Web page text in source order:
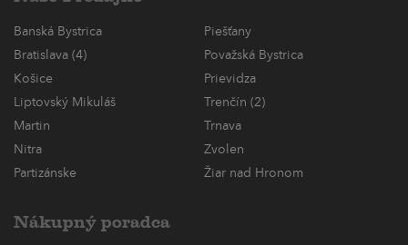
Banská Bystrica
Piešťany
Bratislava (4)
Považská Bystrica
Košice
Prievidza
Liptovský Mikuláš
Trenčín (2)
Martin
Trnava
Nitra
Zvolen
Partizánske
Žiar nad Hronom
Nákupný poradca